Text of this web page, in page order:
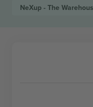
NeXup - The